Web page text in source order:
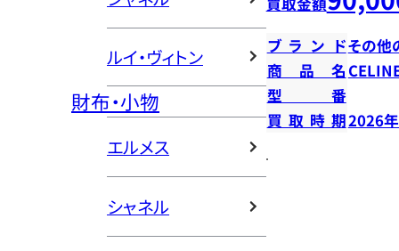
ルイ・ヴィトン
財布・小物
エルメス
シャネル
ブランドその他
商品名
型番
買取時期2026